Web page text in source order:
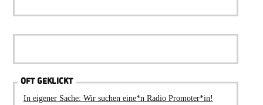
OFT GEKLICKT
In eigener Sache: Wir suchen eine*n Radio Promoter*in!